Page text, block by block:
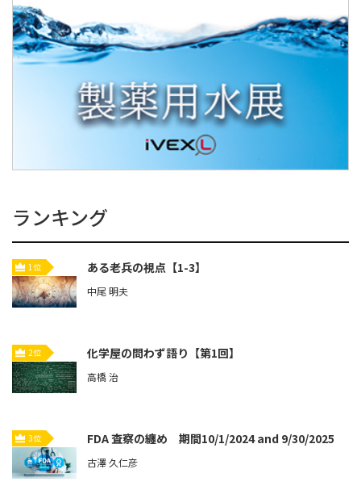
ランキング
1位 ある老兵の視点【1-3】
中尾 明夫
2位 化学屋の問わず語り【第1回】
高橋 治
3位 FDA 査察の纏め 期間10/1/2024 and 9/30/2025
古澤 久仁彦